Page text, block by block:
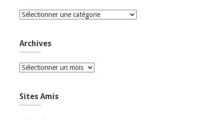
Catégories
Archives
Archives
Sites Amis